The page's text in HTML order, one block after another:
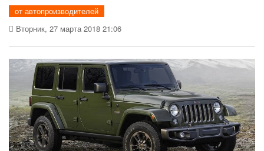
от автопроизводителей
Вторник, 27 марта 2018 21:06